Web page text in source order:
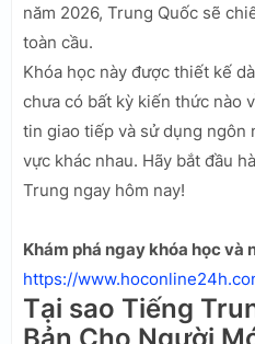
năm 2026, Trung Quốc sẽ
toàn cầu.
Khóa học này được thiết kế
chưa có bất kỳ kiến thức nào
tin giao tiếp và sử dụng ngôn
vực khác nhau. Hãy bắt đầu
Trung ngay hôm nay!
Khám phá ngay khóa học và
https://
Tại sao Tiếng